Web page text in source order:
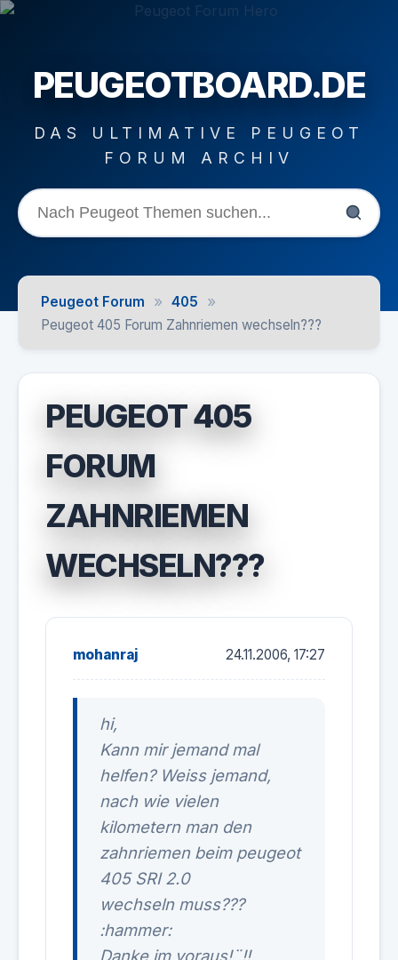
PEUGEOTBOARD.DE
DAS ULTIMATIVE PEUGEOT
FORUM ARCHIV
Peugeot Forum » 405 »
Peugeot 405 Forum Zahnriemen wechseln???
PEUGEOT 405
FORUM
ZAHNRIEMEN
WECHSELN???
mohanraj 24.11.2006, 17:27
hi,
Kann mir jemand mal
helfen? Weiss jemand,
nach wie vielen
kilometern man den
zahnriemen beim peugeot
405 SRI 2.0
wechseln muss???
:hammer:
Danke im voraus!¨!!